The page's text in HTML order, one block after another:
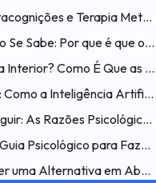
Pensar Sobre o Pensamento: Metacognições e Terapia Metacognitiva
A Ciência de Não Saber o que Não Se Sabe: Por que é que o Efeito Dunning-Kruger é Enganador?
O Que é o Trabalho com a Criança Interior? Como É Que as Feridas do Passado Afetam o Presente?
Ansiedade Relacionada com a IA: Como a Inteligência Artificial Afeta a Psicologia Humana?
Querer Começar Mas Não Conseguir: As Razões Psicológicas por Detrás do Problema “Quero Fazer Mas Não Consigo”
Sair da Sombra da Vergonha: Um Guia Psicológico para Fazer as Pazes consigo Mesmo
Cushioning: O Que Significa Manter uma Alternativa em Aberto num Relacionamento e Porquê?